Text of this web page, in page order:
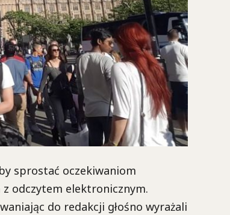
sprostać oczekiwaniom
odczytem elektronicznym.
do redakcji głośno wyrażali